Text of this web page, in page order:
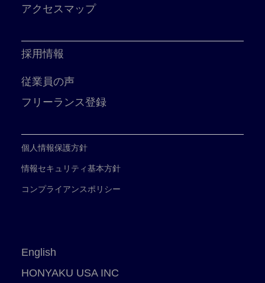
アクセスマップ
採用情報
従業員の声
フリーランス登録
個人情報保護方針
情報セキュリティ基本方針
コンプライアンスポリシー
English
HONYAKU USA INC